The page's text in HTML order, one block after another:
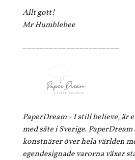
Allt gott!
Mr Humblebee
______________________
PaperDream - I still believe, är
med säte i Sverige.
konstnärer över hela världen
egendesignade varorna växer